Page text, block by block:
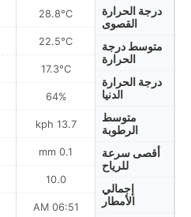
درجة الحرارة
القصوى
متوسط درجة
الحرارة
درجة الحرارة
الدنيا
متوسط
الرطوبة
أقصى سرعة
للرياح
إجمالي
الأمطار
28.8°C
22.5°C
17.3°C
64%
13.7 kph
0.1 mm
10.0
06:51 AM